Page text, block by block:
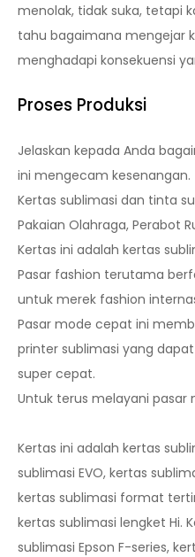
menolak, tidak suka, tetapi
tahu bagaimana mengejar
menghadapi konsekuensi
Proses Produksi
Jelaskan kepada Anda
ini mengecam kesenangan.
Kertas sublimasi dan tinta
Pakaian Olahraga, Perabot
Kertas ini adalah kertas
Pasar fashion terutama
untuk merek fashion
Pasar mode cepat ini
printer sublimasi yang
super cepat.
Untuk terus melayani pasar
Kertas ini adalah kertas
sublimasi EVO, kertas
kertas sublimasi format
kertas sublimasi lengket Hi.
sublimasi Epson F-series,